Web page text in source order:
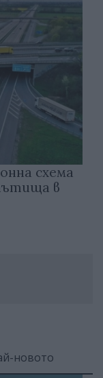
схема
в
новото